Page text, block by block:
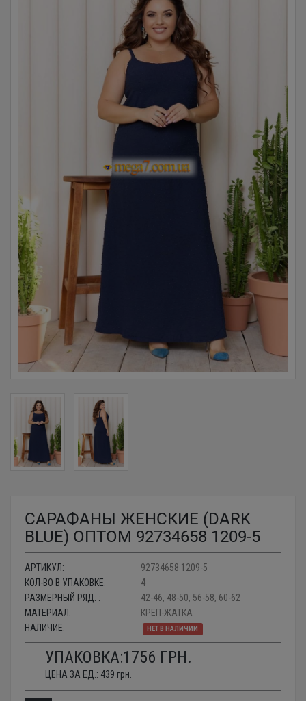
САРАФАНЫ ЖЕНСКИЕ (DARK
BLUE) ОПТОМ 92734658 1209-5
АРТИКУЛ:
92734658 1209-5
КОЛ-ВО В УПАКОВКЕ:
4
РАЗМЕРНЫЙ РЯД: :
42-46, 48-50, 56-58, 60-62
МАТЕРИАЛ:
КРЕП-ЖАТКА
НАЛИЧИЕ:
НЕТ В НАЛИЧИИ
УПАКОВКА:1756 ГРН.
ЦЕНА ЗА ЕД.: 439 грн.